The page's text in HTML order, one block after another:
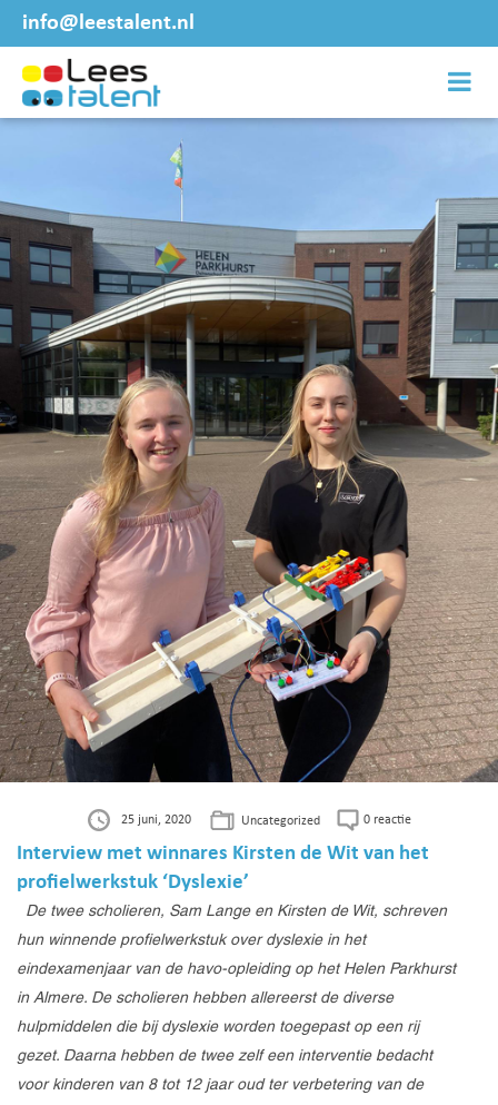
info@leestalent.nl
25 juni, 2020 Uncategorized 0 reactie
Interview met winnares Kirsten de Wit van het
profielwerkstuk ‘Dyslexie’
De twee scholieren, Sam Lange en Kirsten de Wit, schreven
hun winnende profielwerkstuk over dyslexie in het
eindexamenjaar van de havo-opleiding op het Helen Parkhurst
in Almere. De scholieren hebben allereerst de diverse
hulpmiddelen die bij dyslexie worden toegepast op een rij
gezet. Daarna hebben de twee zelf een interventie bedacht
voor kinderen van 8 tot 12 jaar oud ter verbetering van de